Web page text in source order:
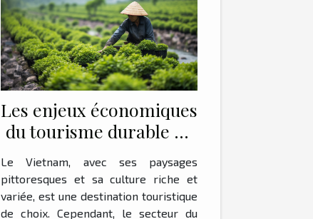
Les enjeux économiques
du tourisme durable au
Le Vietnam, avec ses paysages
pittoresques et sa culture riche et
variée, est une destination touristique
de choix. Cependant, le secteur du